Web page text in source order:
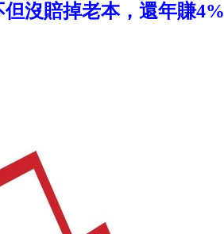
沒賠掉老本，還年賺4%